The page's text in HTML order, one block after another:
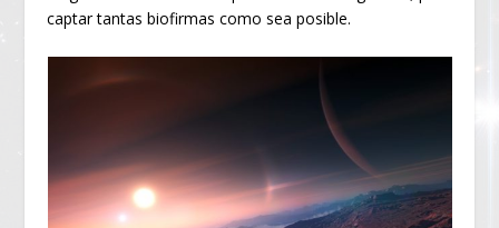
captar tantas biofirmas como sea posible.